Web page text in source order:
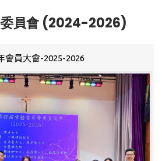
委員會 (2024-2026)
會員大會-2025-2026